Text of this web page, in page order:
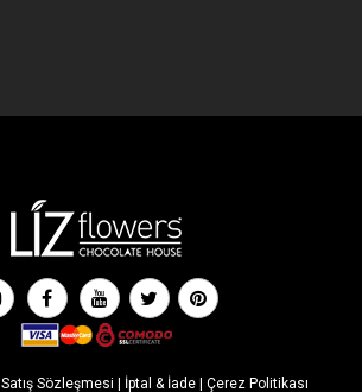
Satış Sözleşmesi | İptal & İade| Çerez Politikası